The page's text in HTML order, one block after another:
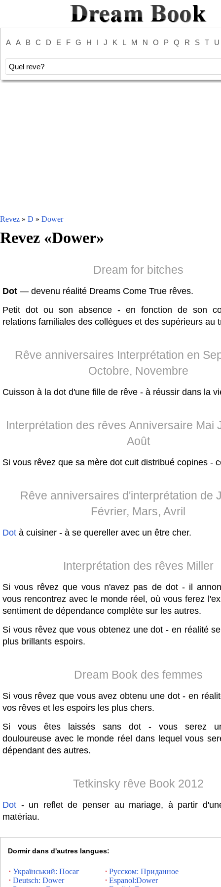
A A B C D E F G H I J K L M N O P Q R S T U
Revez » D » Dower
Revez «Dower»
Dream for bitches
Dot — devenu réalité Dreams Come True rêves.
Petit dot ou son absence - en fonction de son
relations familiales des collègues et des supérieurs au
Rêve anniversaires Interprétation en
Octobre, Novembre
Cuisson à la dot d'une fille de rêve - à réussir dans la
Interprétation des rêves Anniversaire Mai
Août
Si vous rêvez que sa mère dot cuit distribué copines -
Rêve anniversaires d'interprétation de
Février, Mars, Avril
Dot à cuisiner - à se quereller avec un être cher.
Interprétation des rêves Miller
Si vous rêvez que vous n'avez pas de dot - il
vous rencontrez avec le monde réel, où vous ferez
sentiment de dépendance complète sur les autres.
Si vous rêvez que vous obtenez une dot - en réalité
plus brillants espoirs.
Dream Book des femmes
Si vous rêvez que vous avez obtenu une dot - en
vos rêves et les espoirs les plus chers.
Si vous êtes laissés sans dot - vous serez
douloureuse avec le monde réel dans lequel vous
dépendant des autres.
Tetkinsky rêve Book 2012
Dot - un reflet de penser au mariage, à partir
matériau.
Dormir dans d'autres langues:
Український: Посаг
Русском: Приданное
Deutsch: Dower
Espanol:Dower